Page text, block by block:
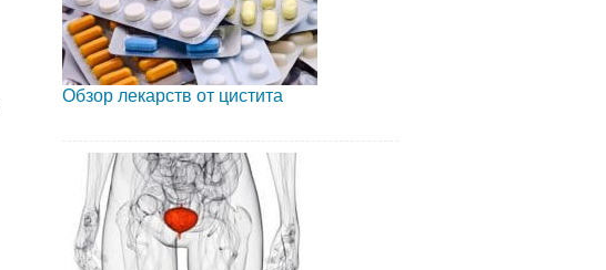
Обзор лекарств от цистита